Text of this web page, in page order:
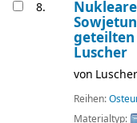
8.
geteilten
Luscher
von
Reihen:
Materialtyp: